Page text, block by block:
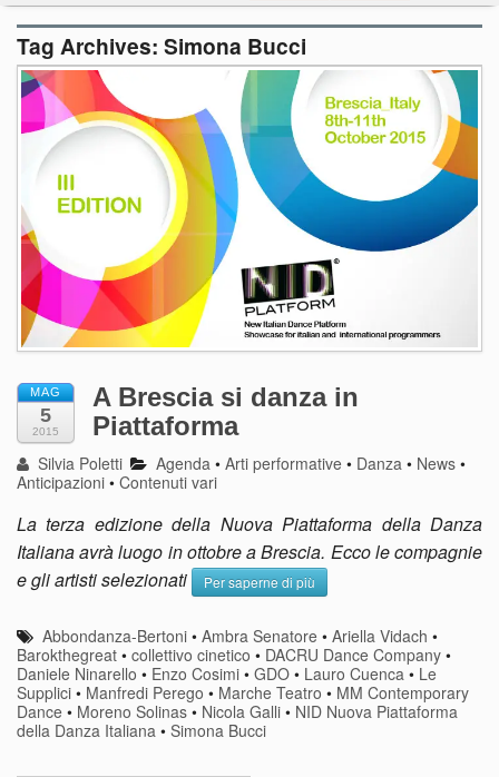
Contatti
dT in English
Tag Archives: Simona Bucci
MAG
5
2015
A Brescia si danza in
Piattaforma
Silvia Poletti Agenda •Arti performative • Danza • News •
Anticipazioni • Contenuti vari
La terza edizione della Nuova Piattaforma della Danza
Italiana avrà luogo in ottobre a Brescia. Ecco le compagnie
e gli artisti selezionati
Per saperne di più
Abbondanza-Bertoni •Ambra Senatore •Ariella Vidach •
Barokthegreat • collettivo cinetico • DACRU Dance Company •
Daniele Ninarello • Enzo Cosimi • GDO • Lauro Cuenca • Le
Supplici • Manfredi Perego • Marche Teatro • MM Contemporary
Dance • Moreno Solinas • Nicola Galli • NID Nuova Piattaforma
della Danza Italiana • Simona Bucci